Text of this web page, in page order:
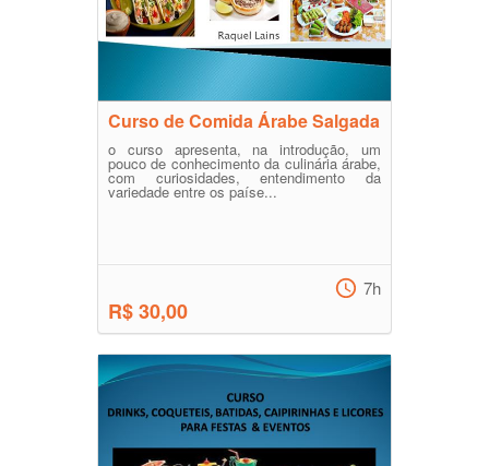
Curso de Comida Árabe Salgada
o curso apresenta, na introdução, um
pouco de conhecimento da culinária árabe,
com curiosidades, entendimento da
variedade entre os paíse...
R$ 30,00
7h